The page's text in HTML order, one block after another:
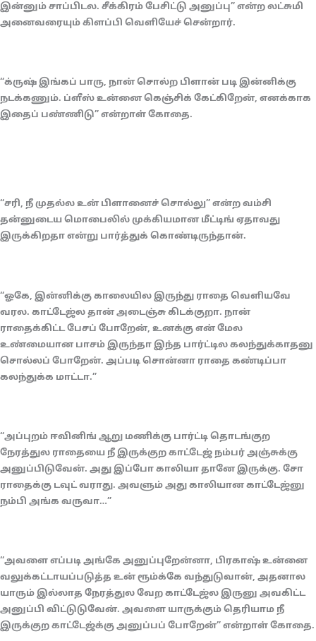
இன்னும் சாப்பிடல. சீக்கிரம் பேசிட்டு அனுப்பு” என்ற லட்சுமி
அனைவரையும் கிளப்பி வெளியேச் சென்றார்.
“க்ருஷ் இங்கப் பாரு, நான் சொல்ற பிளான் படி இன்னிக்கு
நடக்கணும். ப்ளீஸ் உன்னை கெஞ்சிக் கேட்கிறேன், எனக்காக
இதைப் பண்ணிடு” என்றாள் கோதை.
“சரி, நீ முதல்ல உன் பிளானைச் சொல்லு” என்ற வம்சி
தன்னுடைய மொபைலில் முக்கியமான மீட்டிங் ஏதாவது
இருக்கிறதா என்று பார்த்துக் கொண்டிருந்தான்.
“ஓகே, இன்னிக்கு காலையில இருந்து ராதை வெளியவே
வரல. காட்டேஜ்ல தான் அடைஞ்சு கிடக்குறா. நான்
ராதைக்கிட்ட பேசப் போறேன், உனக்கு என் மேல
உண்மையான பாசம் இருந்தா இந்த பார்ட்டில கலந்துக்காதனு
சொல்லப் போறேன். அப்படி சொன்னா ராதை கண்டிப்பா
கலந்துக்க மாட்டா.”
“அப்புறம் ஈவினிங் ஆறு மணிக்கு பார்ட்டி தொடங்குற
நேரத்துல ராதையை நீ இருக்குற காட்டேஜ் நம்பர் அஞ்சுக்கு
அனுப்பிடுவேன். அது இப்போ காலியா தானே இருக்கு. சோ
ராதைக்கு டவுட் வராது. அவளும் அது காலியான காட்டேஜ்னு
நம்பி அங்க வருவா…”
“அவளை எப்படி அங்கே அனுப்புறேன்னா, பிரகாஷ் உன்னை
வலுக்கட்டாயப்படுத்த உன் ரூம்க்கே வந்துடுவான், அதனால
யாரும் இல்லாத நேரத்துல வேற காட்டேஜ்ல இருனு அவகிட்ட
அனுப்பி விட்டுடுவேன். அவளை யாருக்கும் தெரியாம நீ
இருக்குற காட்டேஜ்க்கு அனுப்பப் போறேன்” என்றாள் கோதை.